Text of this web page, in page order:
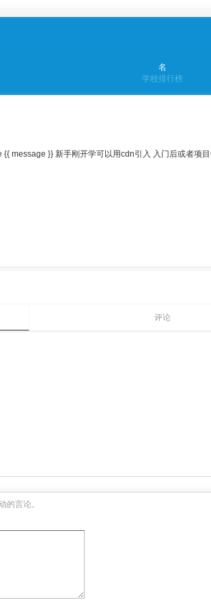
名
学校排行榜
message }} 新手刚开学可以用cdn引入 入门后或者项
评论
的言论。